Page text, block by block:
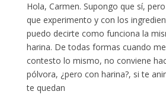
Hola, Carmen. Supongo que sí,
que experimento y con los
puedo decirte como funciona la
harina. De todas formas cuando
contesto lo mismo, no conviene
pólvora, ¿pero con harina?, si te
te quedan